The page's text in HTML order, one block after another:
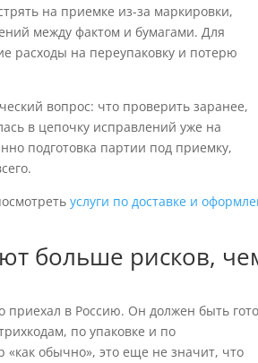
на приемке из-за маркировки,
между фактом и бумагами. Для
расходы на переупаковку и потерю
вопрос: что проверить заранее,
в цепочку исправлений уже на
подготовка партии под приемку,
услуги по доставке и
больше рисков,
приехал в Россию. Он должен быть
по упаковке и по
обычно», это еще не значит, что